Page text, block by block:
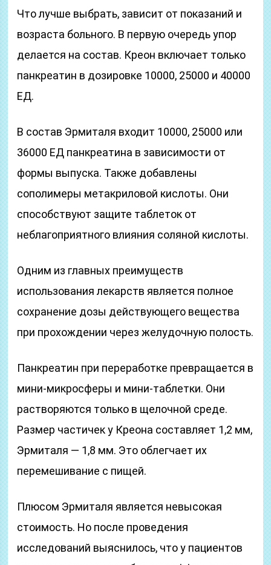
Что лучше выбрать, зависит от показаний и
возраста больного. В первую очередь упор
делается на состав. Креон включает только
панкреатин в дозировке 10000, 25000 и 40000
ЕД.
В состав Эрмиталя входит 10000, 25000 или
36000 ЕД панкреатина в зависимости от
формы выпуска. Также добавлены
сополимеры метакриловой кислоты. Они
способствуют защите таблеток от
неблагоприятного влияния соляной кислоты.
Одним из главных преимуществ
использования лекарств является полное
сохранение дозы действующего вещества
при прохождении через желудочную полость.
Панкреатин при переработке превращается в
мини-микросферы и мини-таблетки. Они
растворяются только в щелочной среде.
Размер частичек у Креона составляет 1,2 мм,
Эрмиталя — 1,8 мм. Это облегчает их
перемешивание с пищей.
Плюсом Эрмиталя является невысокая
стоимость. Но после проведения
исследований выяснилось, что у пациентов